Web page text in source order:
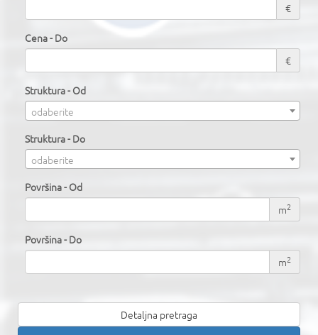
€
Cena - Do
€
Struktura - Od
odaberite
Struktura - Do
odaberite
Površina - Od
m2
Površina - Do
m2
Detaljna pretraga